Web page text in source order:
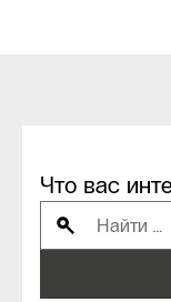
Что вас